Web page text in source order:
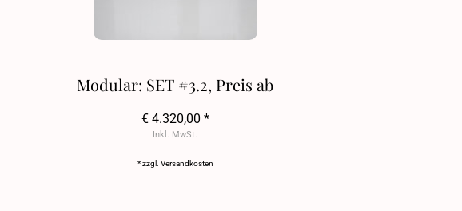
Modular: SET #3.2, Preis ab
€ 4.320,00 *
Inkl. MwSt.
* zzgl. Versandkosten